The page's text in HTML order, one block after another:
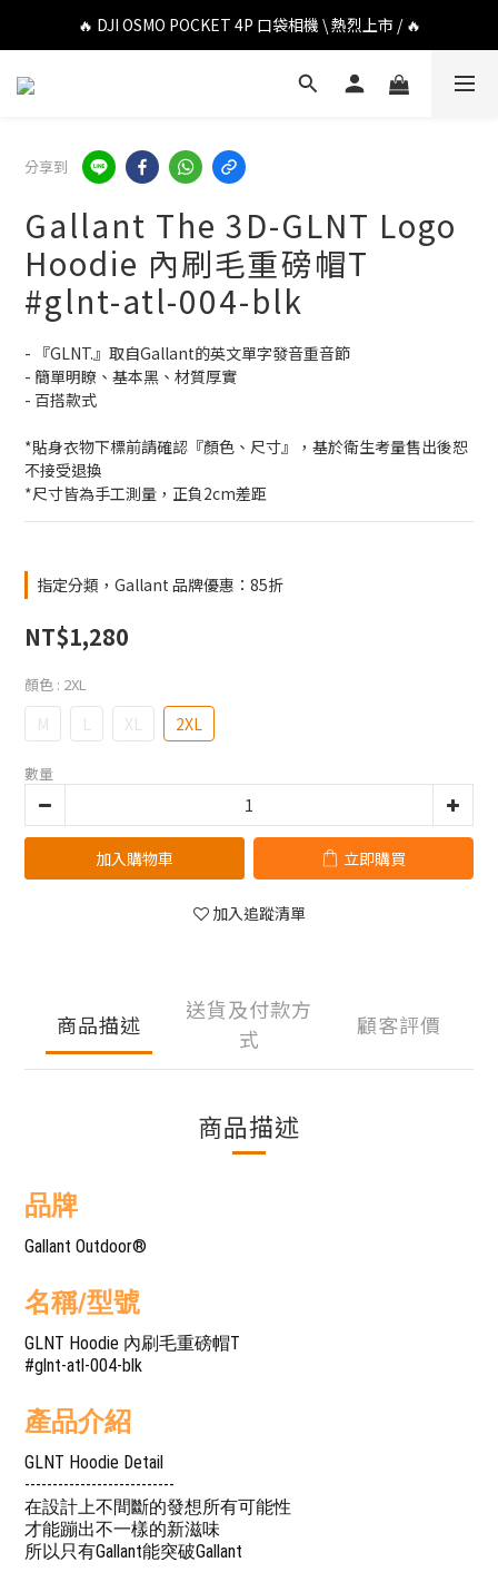
🔥 DJI OSMO POCKET 4P 口袋相機 \ 熱烈上市 / 🔥
🔥 DJI OSMO POCKET 4P 口袋相機 \ 熱烈上市 / 🔥
🔥 Insta360 Luna Ultra 雲台相機 \ 熱烈上市 / 🔥
🔥 DJI OSMO POCKET 4P 口袋相機 \ 熱烈上市 / 🔥
分享到
Gallant The 3D-GLNT Logo
Hoodie 內刷毛重磅帽T
#glnt-atl-004-blk
- 『GLNT.』取自Gallant的英文單字發音重音節
- 簡單明瞭、基本黑、材質厚實
- 百搭款式
*貼身衣物下標前請確認『顏色、尺寸』，基於衛生考量售出後恕
不接受退換
*尺寸皆為手工測量，正負2cm差距
指定分類，Gallant 品牌優惠：85折
NT$1,280
顏色 : 2XL
M L XL 2XL
數量
加入購物車 立即購買
加入追蹤清單
商品描述
送貨及付款方
式
顧客評價
商品描述
品牌
Gallant Outdoor®️
名稱/型號
GLNT Hoodie 內刷毛重磅帽T
#glnt-atl-004-blk
產品介紹
GLNT Hoodie Detail
---------------------------
在設計上不間斷的發想所有可能性
才能蹦出不一樣的新滋味
所以只有Gallant能突破Gallant